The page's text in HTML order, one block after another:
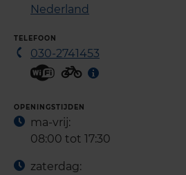
Nederland
TELEFOON
030-2741453
OPENINGSTIJDEN
ma-vrij:
08:00 tot 17:30
zaterdag: